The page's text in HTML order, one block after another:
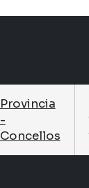
Provincia
-
Concellos